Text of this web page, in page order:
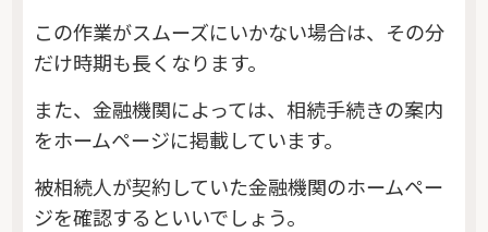
この作業がスムーズにいかない場合は、その分
だけ時期も長くなります。
また、金融機関によっては、相続手続きの案内
をホームページに掲載しています。
被相続人が契約していた金融機関のホームペー
ジを確認するといいでしょう。